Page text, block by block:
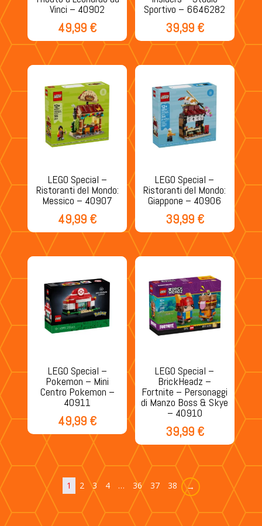
Vinci – 40902
49,99 €
Sportivo – 6646282
39,99 €
LEGO Special –
Ristoranti del Mondo:
Messico – 40907
49,99 €
LEGO Special –
Ristoranti del Mondo:
Giappone – 40906
39,99 €
LEGO Special –
Pokemon – Mini
Centro Pokemon –
40911
49,99 €
LEGO Special –
BrickHeadz –
Fortnite – Personaggi
di Manzo Boss & Skye
– 40910
39,99 €
1 2 3 4 … 36 37 38 →